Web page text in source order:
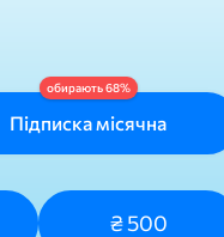
Підписка місячна
₴ 500